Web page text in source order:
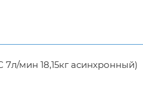
7л/мин 18,15кг асинхронный)